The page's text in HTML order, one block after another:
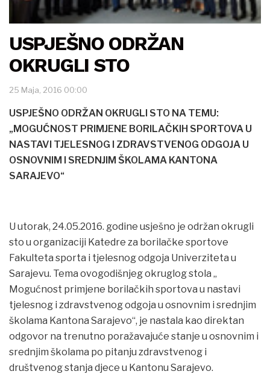
USPJEŠNO ODRŽAN
OKRUGLI STO
25 Maja, 2016 00:00
USPJEŠNO ODRŽAN OKRUGLI STO NA TEMU:
„MOGUĆNOST PRIMJENE BORILAČKIH SPORTOVA U
NASTAVI TJELESNOG I ZDRAVSTVENOG ODGOJA U
OSNOVNIM I SREDNJIM ŠKOLAMA KANTONA
SARAJEVO“
U utorak, 24.05.2016. godine usješno je održan okrugli
sto u organizaciji Katedre za borilačke sportove
Fakulteta sporta i tjelesnog odgoja Univerziteta u
Sarajevu. Tema ovogodišnjeg okruglog stola „
Mogućnost primjene borilačkih sportova u nastavi
tjelesnog i zdravstvenog odgoja u osnovnim i srednjim
školama Kantona Sarajevo“, je nastala kao direktan
odgovor na trenutno poražavajuće stanje u osnovnim i
srednjim školama po pitanju zdravstvenog i
društvenog stanja djece u Kantonu Sarajevo.